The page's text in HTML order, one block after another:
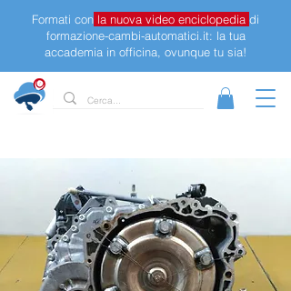
Formati con la nuova video enciclopedia di
formazione-cambi-automatici.it: la tua
accademia in officina, ovunque tu sia!